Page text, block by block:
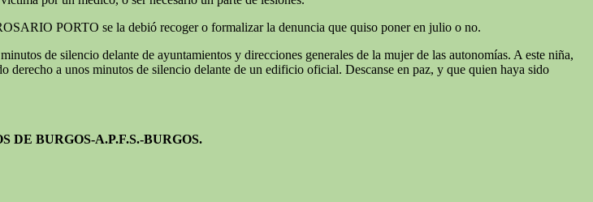
PORTO se la debió recoger o formalizar la denuncia que quiso poner en julio o no.
de silencio delante de ayuntamientos y direcciones generales de la mujer de las autonomías. A este niña,
a unos minutos de silencio delante de un edificio oficial. Descanse en paz, y que quien haya sido
DE BURGOS-A.P.F.S.-BURGOS.